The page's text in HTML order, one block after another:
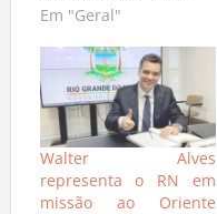
Em "Geral"
Walter Alves
representa o RN em
missão ao Oriente